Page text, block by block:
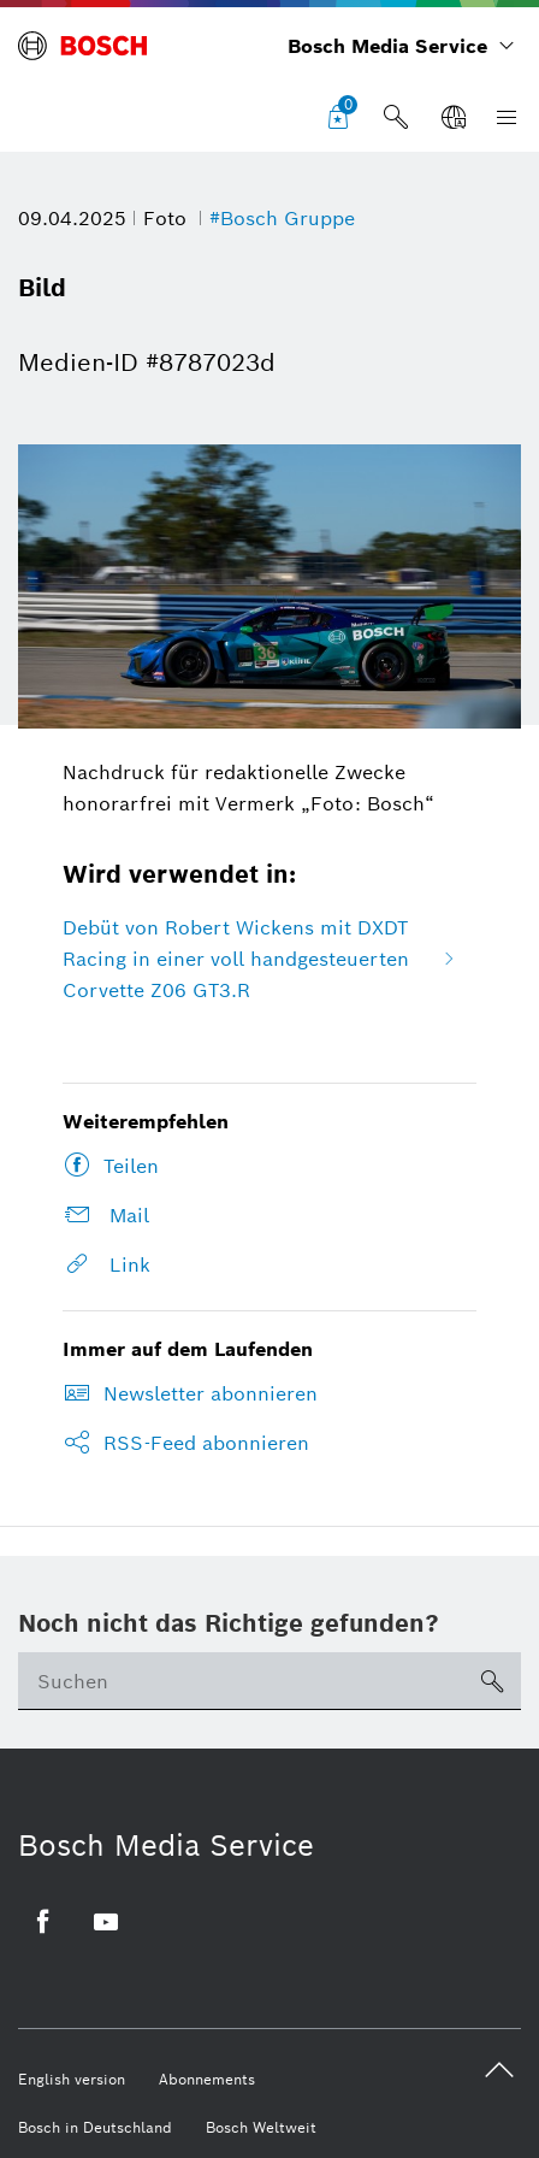
Bosch Media Service
0
09.04.2025 Foto #Bosch Gruppe
Bild
Medien-ID #8787023d
Nachdruck für redaktionelle Zwecke
honorarfrei mit Vermerk „Foto: Bosch“
Wird verwendet in:
Debüt von Robert Wickens mit DXDT
Racing in einer voll handgesteuerten
Corvette Z06 GT3.R
Weiterempfehlen
Teilen
Mail
Link
Immer auf dem Laufenden
Newsletter abonnieren
RSS-Feed abonnieren
Noch nicht das Richtige gefunden?
Bosch Media Service
English version Abonnements
Bosch in Deutschland Bosch Weltweit